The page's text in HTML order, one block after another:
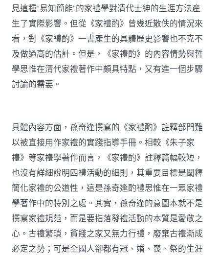
見這種“易知簡能”的家禮學對清代士紳的生涯方法產
生了實際影響。但從《家禮酌》曾幾近散佚的情況來
看，對《家禮酌》一書產生的具體歷史影響也不克不
及做過高的估計。但是，《家禮酌》的內容情勢與哲
學思惟在清代家禮著作中頗具特點，又有進一個步驟
討論的需要。
具體內容方面，孫奇逢撰寫的《家禮酌》註釋部門難
以被直接用作家禮的實踐指導手冊。相較《朱子家
禮》等家禮學著作而言，《家禮酌》註釋篇幅較短，
也沒有詳細說明四禮活動的細則，其重要目標是闡釋
簡化家禮的公道性，這是孫奇逢酌禮思惟在一眾家禮
學著作中的特別之處。其實，孫奇逢的意圖本就不是
撰寫家禮規范，而是要指落發禮活動的本質是愛敬之
心。古禮繁瑣，貧賤之家又無力行禮，廢棄古禮漸成
必定之勢；可是全國人卻都有冠、婚、喪、祭的生涯